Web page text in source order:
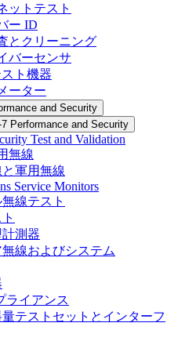
ットテスト
ー ID
とクリーニング
バーセンサ
ト機器
ーター
and Security
7 Performance and Security
Test and Validation
無線
軍用無線
Service Monitors
線テスト
測器
線およびシステム
ライアンス
テストセットとインターフ